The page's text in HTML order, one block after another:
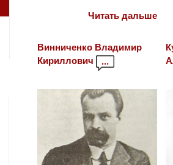
Читать дальше
Винниченко Владимир
Кириллович
...